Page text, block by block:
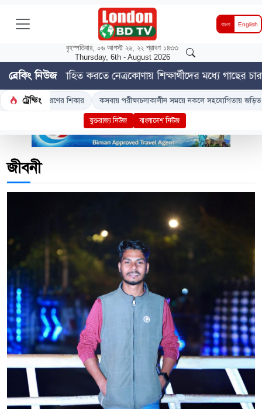
বাংলা English
বৃহস্পতিবার, ০৬ আগস্ট ২৬, ২২ শ্রাবণ ১৪৩৩
Thursday, 6th - August 2026
ব্রেকিং নিউজ
উৎসাহিত করতে নেত্রকোণায় শিক্ষার্থীদের মধ্যে গাছের চারা
ট্রেন্ডিংবাংলাদেশ নেত্রকোণা জুলাই আন্দোলন ঢাকা থেকে ব্রাহ্মণবাড়িয়ায়
যুক্তরাজ্য নিউজ বাংলাদেশ নিউজ
জীবনী